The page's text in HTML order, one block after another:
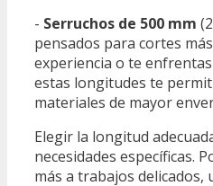
- Serruchos de 500 mm
pensados para cortes
experiencia o te
estas longitudes te
materiales de mayor
Elegir la longitud
necesidades específicas.
más a trabajos